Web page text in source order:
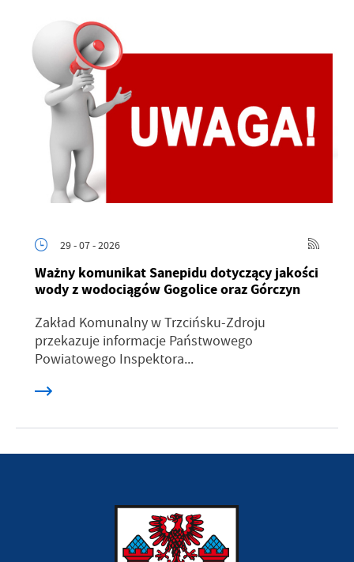
29 - 07 - 2026
Ważny komunikat Sanepidu dotyczący jakości
wody z wodociągów Gogolice oraz Górczyn
Zakład Komunalny w Trzcińsku-Zdroju
przekazuje informacje Państwowego
Powiatowego Inspektora...